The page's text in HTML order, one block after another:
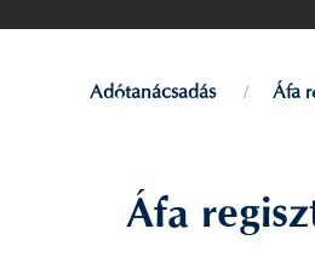
Adótanácsadás Áfa
Áfa